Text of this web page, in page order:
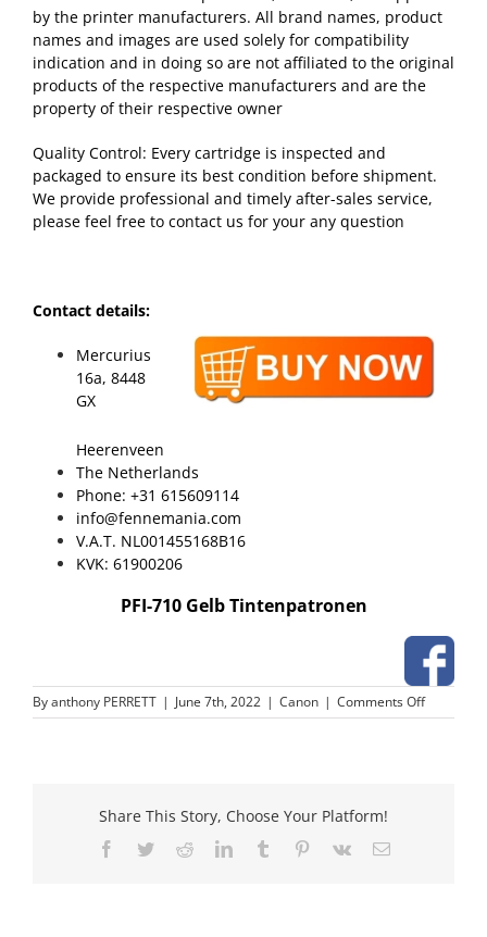
by the printer manufacturers. All brand names, product
names and images are used solely for compatibility
indication and in doing so are not affiliated to the original
products of the respective manufacturers and are the
property of their respective owner
Quality Control: Every cartridge is inspected and
packaged to ensure its best condition before shipment.
We provide professional and timely after-sales service,
please feel free to contact us for your any question
Contact details:
Mercurius
16a, 8448
GX
Heerenveen
The Netherlands
Phone: +31 615609114
info@fennemania.com
V.A.T. NL001455168B16
KVK: 61900206
PFI-710 Gelb Tintenpatronen
Byanthony PERRETT | June 7th, 2022 | Canon | Comments Offon
PFI-
Share This Story, Choose Your Platform!
Facebook
TwitterRedditLinkedInTumblr Pinterest
Vk Email